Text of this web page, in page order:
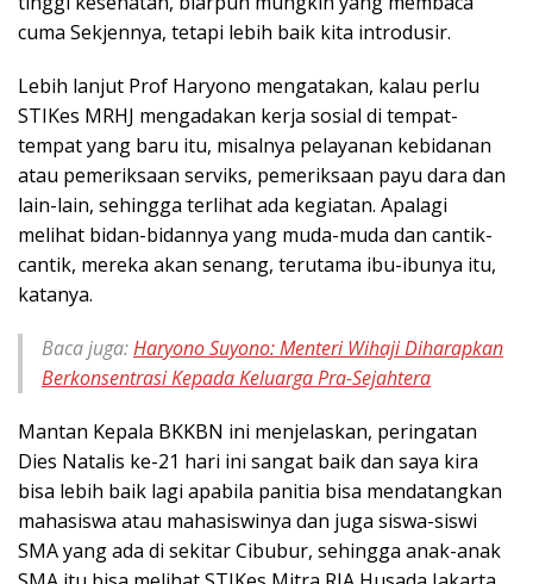
cuma Sekjennya, tetapi lebih baik kita introdusir.
Lebih lanjut Prof Haryono mengatakan, kalau perlu
STIKes MRHJ mengadakan kerja sosial di tempat-
tempat yang baru itu, misalnya pelayanan kebidanan
atau pemeriksaan serviks, pemeriksaan payu dara dan
lain-lain, sehingga terlihat ada kegiatan. Apalagi
melihat bidan-bidannya yang muda-muda dan cantik-
cantik, mereka akan senang, terutama ibu-ibunya itu,
katanya.
Baca juga:Haryono Suyono: Menteri Wihaji Diharapkan
Berkonsentrasi Kepada Keluarga Pra-Sejahtera
Mantan Kepala BKKBN ini menjelaskan, peringatan
Dies Natalis ke-21 hari ini sangat baik dan saya kira
bisa lebih baik lagi apabila panitia bisa mendatangkan
mahasiswa atau mahasiswinya dan juga siswa-siswi
SMA yang ada di sekitar Cibubur, sehingga anak-anak